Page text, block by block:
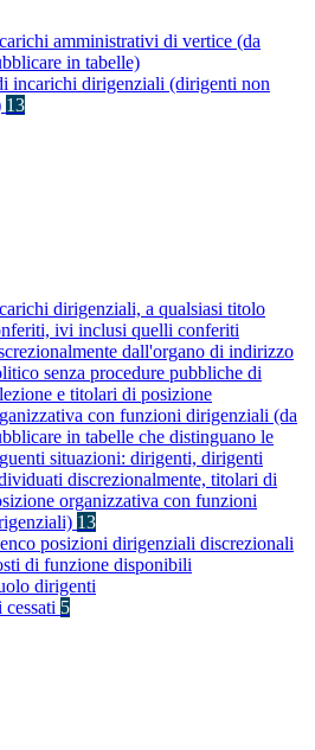
amministrativi di vertice (da
in tabelle)
incarichi dirigenziali (dirigenti non
13
dirigenziali, a qualsiasi titolo
ivi inclusi quelli conferiti
dall'organo di indirizzo
senza procedure pubbliche di
e titolari di posizione
con funzioni dirigenziali (da
in tabelle che distinguano le
situazioni: dirigenti, dirigenti
discrezionalmente, titolari di
organizzativa con funzioni
13
posizioni dirigenziali discrezionali
di funzione disponibili
dirigenti
5